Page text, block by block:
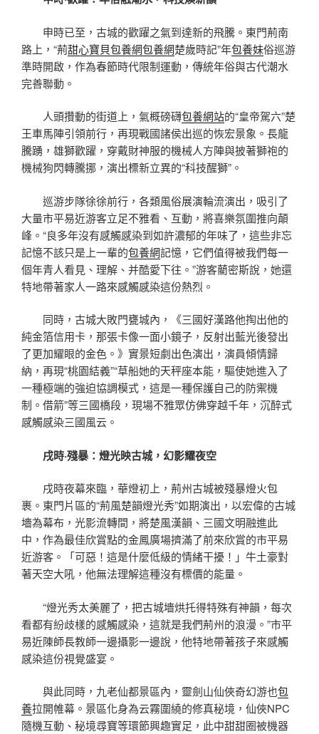
申時已至，古城的歡躍之氣到達新的飛騰。東門荊南
路上，“荊甜心寶貝包養網包養網楚歲時記”年包養妹俗巡游
準時開啟，作為春節時代限制運動，傳統年俗與古代潮水
完善聯動。
人頭攢動的街道上，氣概磅礴包養網站的“皇帝駕六”楚
王車馬陣引領前行，再現戰國諸侯出巡的恢宏景象。長龍
騰踴，雄獅歡躍，穿戴財神服的機械人方陣與披著獅袍的
機械狗閃轉騰挪，演出標新立異的“科技醒獅”。
巡游步隊徐徐前行，各類風俗展演輪流演出，吸引了
大量市平易近游客立足不雅看、互動，將喜樂氛圍推向顛
峰。“良多年沒有感觸感染到如許濃郁的年味了，這些非忘
記憶不該只是上一輩的包養網記憶，它們值得被我們每一
個年青人看見、理解、并酷愛下往。”游客藺密斯說，她還
特地帶著家人一路來感觸感染這份熱烈。
同時，古城大敗門甕城內，《三國好漢路他掏出他的
純金箔信用卡，那張卡像一面小鏡子，反射出藍光後發出
了更加耀眼的金色。》實景短劇出色演出，演員傾情歸
納，再現“桃園結義”“草船她的天秤座本能，驅使她進入了
一種極端的強迫協調模式，這是一種保護自己的防禦機
制。借箭”等三國橋段，現場不雅眾仿佛穿越千年，沉醉式
感觸感染三國風云。
戌時·殘暴：燈光映古城，幻影耀夜空
戌時夜幕來臨，華燈初上，荊州古城被殘暴燈火包
裹。東門片區的“荊風楚韻燈光秀”如期演出，以宏偉的古城
墻為幕布，光影流轉間，將楚風漢韻、三國文明融進此
中，作為最佳欣賞點的金鳳廣場擠滿了前來欣賞的市平易
近游客。「可惡！這是什麼低級的情緒干擾！」牛土豪對
著天空大吼，他無法理解這種沒有標價的能量。
“燈光秀太美麗了，把古城墻烘托得特殊有神韻，每次
看都有紛歧樣的感觸感染，這就是我們荊州的浪漫。”市平
易近陳師長教師一邊攝影一邊說，他特地帶著孩子來感觸
感染這份視覺盛宴。
與此同時，九老仙都景區內，靈劍山仙俠奇幻游也包
養拉開帷幕。景區化身為云霧圍繞的修真秘境，仙俠NPC
隨機互動、秘境尋寶等環節興趣實足，此中甜甜圈被機器